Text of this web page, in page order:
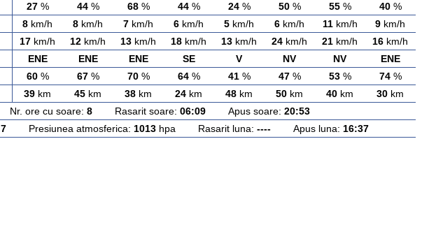
27% 44% 68% 44% 24% 50% 55% 40%
8 km/h 8 km/h 7 km/h 6 km/h 5 km/h 6 km/h 11km/h 9 km/h
17 km/h 12 km/h 13 km/h 18 km/h 13 km/h 24 km/h 21 km/h 16 km/h
ENE ENE ENE SE V NV NV ENE
60% 67% 70% 64% 41% 47% 53% 74%
39 km 45 km 38 km 24 km 48 km 50 km 40 km 30 km
Nr. ore cu soare: 8 Rasarit soare: 06:09 Apus soare: 20:53
7Presiunea atmosferica: 1013hpa Rasarit luna: ----Apus luna: 16:37